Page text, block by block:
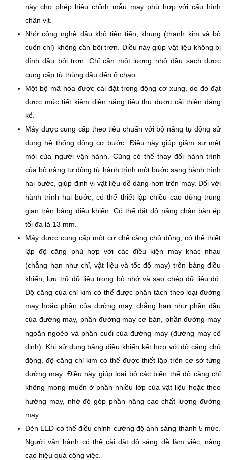
này cho phép hiệu chỉnh mẫu may phù hợp với cấu hình
chân vịt.
Nhờ công nghệ đầu khô tiên tiến, khung (thanh kim và bộ
cuốn chỉ) không cần bôi trơn. Điều này giúp vật liệu không bị
dính dầu bôi trơn. Chỉ cần một lượng nhỏ dầu sạch được
cung cấp từ thùng dầu đến ổ chao.
Một bộ mã hóa được cài đặt trong động cơ xung, do đó đạt
được mức tiết kiệm điện năng tiêu thụ được cải thiện đáng
kể.
Máy được cung cấp theo tiêu chuẩn với bộ nâng tự động sử
dụng hệ thống động cơ bước. Điều này giúp giảm sự mệt
mỏi của người vận hành. Cũng có thể thay đổi hành trình
của bộ nâng tự động từ hành trình một bước sang hành trình
hai bước, giúp định vị vật liệu dễ dàng hơn trên máy. Đối với
hành trình hai bước, có thể thiết lập chiều cao dừng trung
gian trên bảng điều khiển. Có thể đặt độ nâng chân bàn ép
tối đa là 13 mm.
Máy được cung cấp một cơ chế căng chủ động, có thể thiết
lập độ căng phù hợp với các điều kiện may khác nhau
(chẳng hạn như chỉ, vật liệu và tốc độ may) trên bảng điều
khiển, lưu trữ dữ liệu trong bộ nhớ và sao chép dữ liệu đó.
Độ căng của chỉ kim có thể được phân tách theo loại đường
may hoặc phần của đường may, chẳng hạn như phần đầu
của đường may, phần đường may cơ bản, phần đường may
ngoằn ngoèo và phần cuối của đường may (đường may cố
định). Khi sử dụng bảng điều khiển kết hợp với độ căng chủ
động, độ căng chỉ kim có thể được thiết lập trên cơ sở từng
đường may. Điều này giúp loại bỏ các biến thể độ căng chỉ
không mong muốn ở phần nhiều lớp của vật liệu hoặc theo
hướng may, nhờ đó góp phần nâng cao chất lượng đường
may
Đèn LED có thể điều chỉnh cường độ ánh sáng thành 5 mức.
Người vận hành có thể cài đặt độ sáng dễ làm việc, nâng
cao hiệu quả công việc.